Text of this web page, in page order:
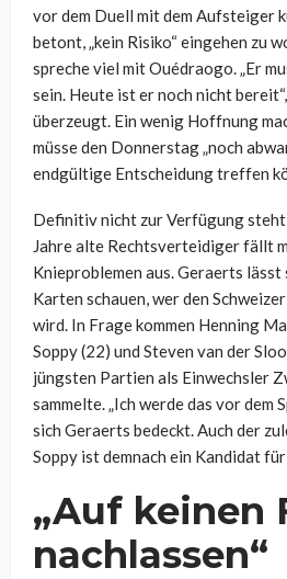
vor dem Duell mit dem Aufsteiger
betont, „kein Risiko“ eingehen zu
spreche viel mit Ouédraogo. „Er
sein. Heute ist er noch nicht
überzeugt. Ein wenig Hoffnung
müsse den Donnerstag „noch
endgültige Entscheidung treffen
Definitiv nicht zur Verfügung
Jahre alte Rechtsverteidiger fällt
Knieproblemen aus. Geraerts lässt
Karten schauen, wer den
wird. In Frage kommen Henning
Soppy (22) und Steven van der
jüngsten Partien als Einwechsler
sammelte. „Ich werde das vor dem
sich Geraerts bedeckt. Auch der
Soppy ist demnach ein Kandidat
„Auf keinen
nachlassen“